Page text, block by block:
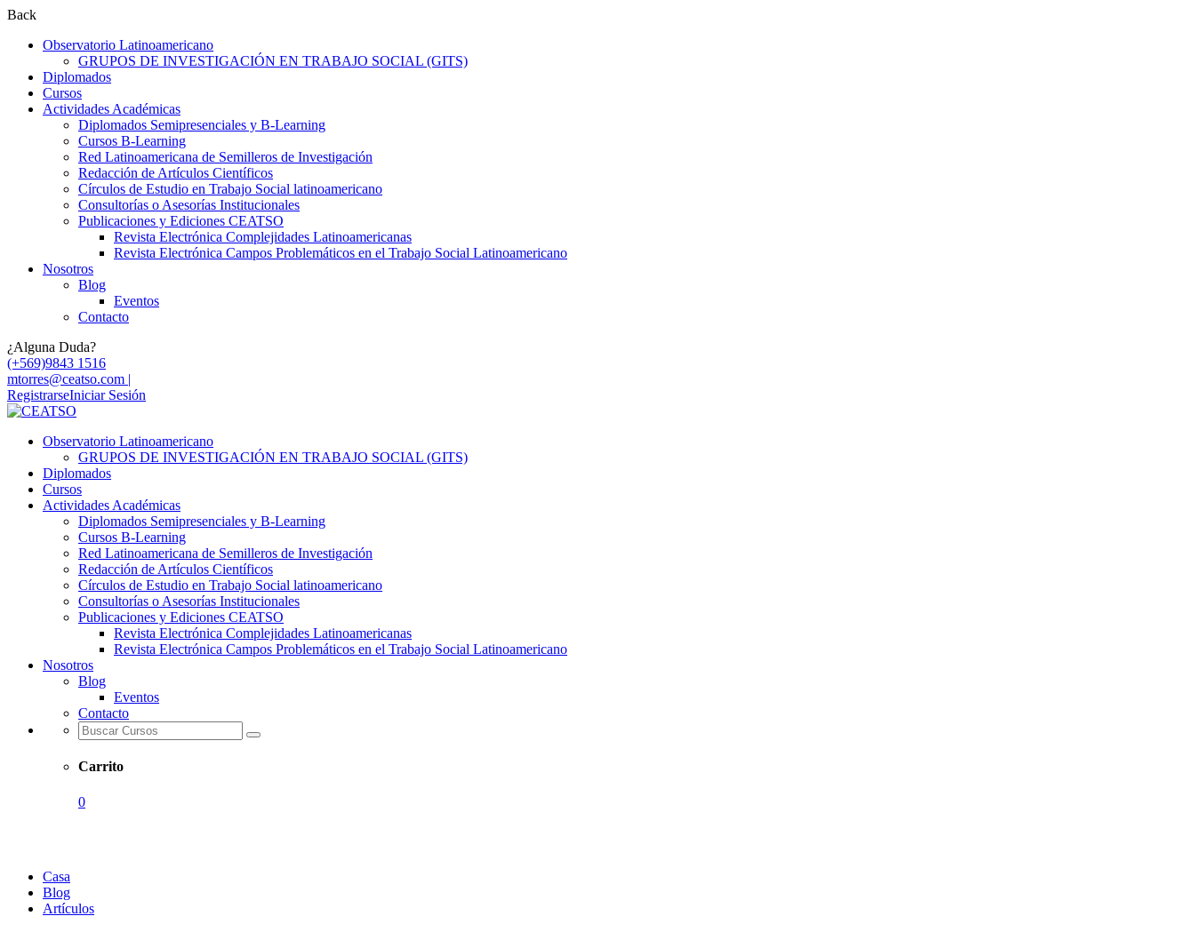
Back
Observatorio Latinoamericano
GRUPOS DE INVESTIGACIÓN EN TRABAJO SOCIAL (GITS)
Diplomados
Cursos
Actividades Académicas
Diplomados Semipresenciales y B-Learning
Cursos B-Learning
Red Latinoamericana de Semilleros de Investigación
Redacción de Artículos Científicos
Círculos de Estudio en Trabajo Social latinoamericano
Consultorías o Asesorías Institucionales
Publicaciones y Ediciones CEATSO
Revista Electrónica Complejidades Latinoamericanas
Revista Electrónica Campos Problemáticos en el Trabajo Social Latinoamericano
Nosotros
Blog
Eventos
Contacto
¿Alguna Duda?
(+569)9843 1516
mtorres@ceatso.com |
RegistrarseIniciar Sesión
Observatorio Latinoamericano
GRUPOS DE INVESTIGACIÓN EN TRABAJO SOCIAL (GITS)
Diplomados
Cursos
Actividades Académicas
Diplomados Semipresenciales y B-Learning
Cursos B-Learning
Red Latinoamericana de Semilleros de Investigación
Redacción de Artículos Científicos
Círculos de Estudio en Trabajo Social latinoamericano
Consultorías o Asesorías Institucionales
Publicaciones y Ediciones CEATSO
Revista Electrónica Complejidades Latinoamericanas
Revista Electrónica Campos Problemáticos en el Trabajo Social Latinoamericano
Nosotros
Blog
Eventos
Contacto
Carrito
0
Casa
Blog
Artículos